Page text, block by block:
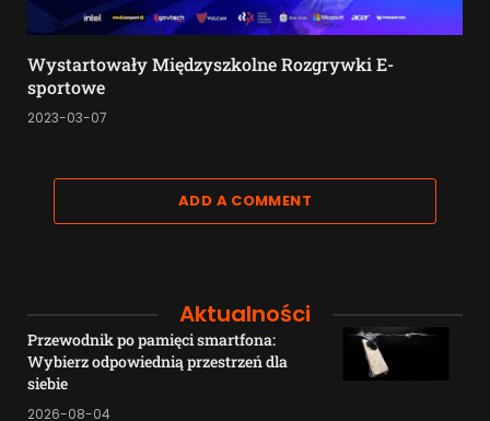
Wystartowały Międzyszkolne Rozgrywki E-
sportowe
2023-03-07
ADD A COMMENT
Aktualności
Przewodnik po pamięci smartfona:
Wybierz odpowiednią przestrzeń dla
siebie
2026-08-04